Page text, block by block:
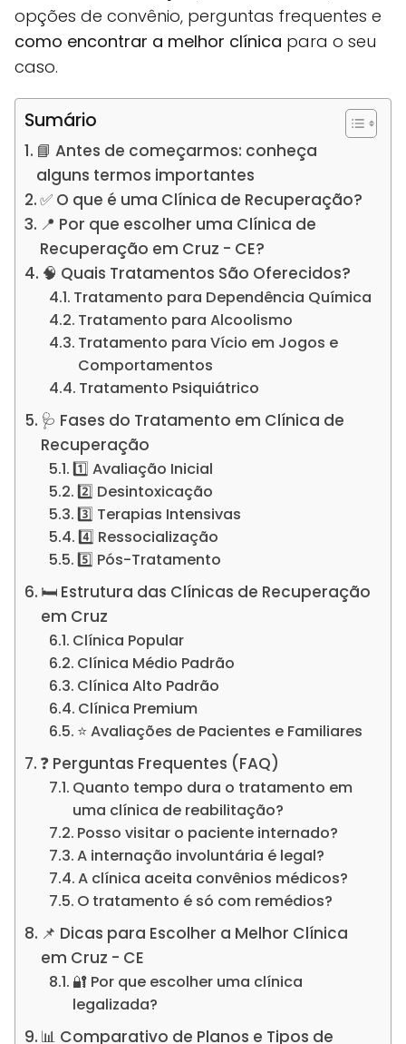
opções de convênio, perguntas frequentes e
como encontrar a melhor clínica para o seu
caso.
Sumário
📘 Antes de começarmos: conheça
alguns termos importantes
✅ O que é uma Clínica de Recuperação?
📍 Por que escolher uma Clínica de
Recuperação em Cruz - CE?
🧠 Quais Tratamentos São Oferecidos?
Tratamento para Dependência Química
Tratamento para Alcoolismo
Tratamento para Vício em Jogos e
Comportamentos
Tratamento Psiquiátrico
🩺 Fases do Tratamento em Clínica de
Recuperação
1️⃣ Avaliação Inicial
2️⃣ Desintoxicação
3️⃣ Terapias Intensivas
4️⃣ Ressocialização
5️⃣ Pós-Tratamento
🛏️ Estrutura das Clínicas de Recuperação
em Cruz
Clínica Popular
Clínica Médio Padrão
Clínica Alto Padrão
Clínica Premium
⭐ Avaliações de Pacientes e Familiares
❓ Perguntas Frequentes (FAQ)
Quanto tempo dura o tratamento em
uma clínica de reabilitação?
Posso visitar o paciente internado?
A internação involuntária é legal?
A clínica aceita convênios médicos?
O tratamento é só com remédios?
📌 Dicas para Escolher a Melhor Clínica
em Cruz - CE
🔐 Por que escolher uma clínica
legalizada?
📊 Comparativo de Planos e Tipos de